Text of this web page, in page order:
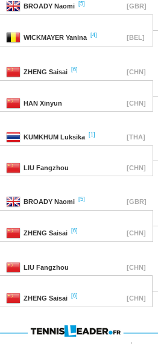
BROADY Naomi [5] [GBR]
WICKMAYER Yanina [4] [BEL]
ZHENG Saisai [6] [CHN]
HAN Xinyun [CHN]
KUMKHUM Luksika [1] [THA]
LIU Fangzhou [CHN]
BROADY Naomi [5] [GBR]
ZHENG Saisai [6] [CHN]
LIU Fangzhou [CHN]
ZHENG Saisai [6] [CHN]